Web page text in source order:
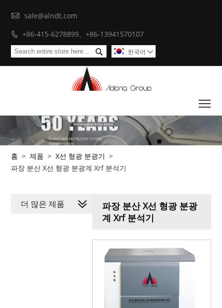
 sale@alndt.com
 +86-415-6278899、+86-13941570107
 한국어 
홈 > 제품 > X선 형광 분광기 >
파장 분산 X선 형광 분광계 Xrf 분석기
파장 분산 X선 형광 분광
계 Xrf 분석기
더 많은 제품